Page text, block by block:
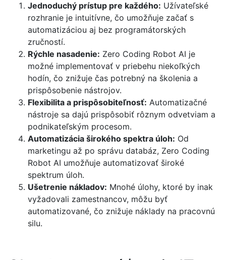
Jednoduchý prístup pre každého: Užívateľské
rozhranie je intuitívne, čo umožňuje začať s
automatizáciou aj bez programátorských
zručností.
Rýchle nasadenie: Zero Coding Robot AI je
možné implementovať v priebehu niekoľkých
hodín, čo znižuje čas potrebný na školenia a
prispôsobenie nástrojov.
Flexibilita a prispôsobiteľnosť: Automatizačné
nástroje sa dajú prispôsobiť rôznym odvetviam a
podnikateľským procesom.
Automatizácia širokého spektra úloh: Od
marketingu až po správu databáz, Zero Coding
Robot AI umožňuje automatizovať široké
spektrum úloh.
Ušetrenie nákladov: Mnohé úlohy, ktoré by inak
vyžadovali zamestnancov, môžu byť
automatizované, čo znižuje náklady na pracovnú
silu.